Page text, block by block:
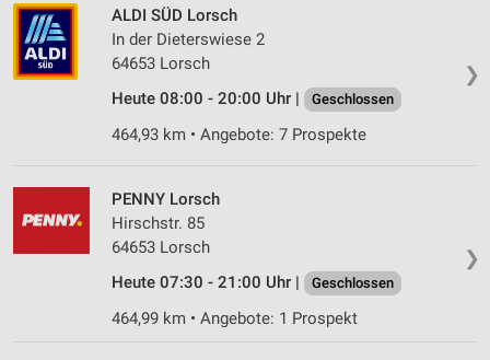
❯
ALDI SÜD Lorsch
In der Dieterswiese 2
64653 Lorsch
Heute 08:00 - 20:00 Uhr |
Geschlossen
464,93 km • Angebote: 7 Prospekte
❯
PENNY Lorsch
Hirschstr. 85
64653 Lorsch
Heute 07:30 - 21:00 Uhr |
Geschlossen
464,99 km • Angebote: 1 Prospekt